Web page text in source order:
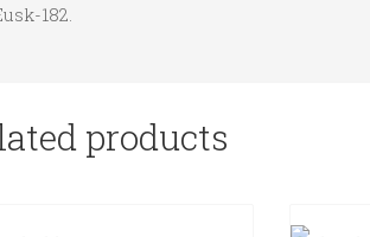
182.
products